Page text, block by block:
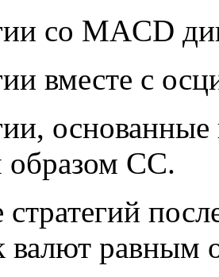
со MACD
вместе с
образом СС.
валют равным